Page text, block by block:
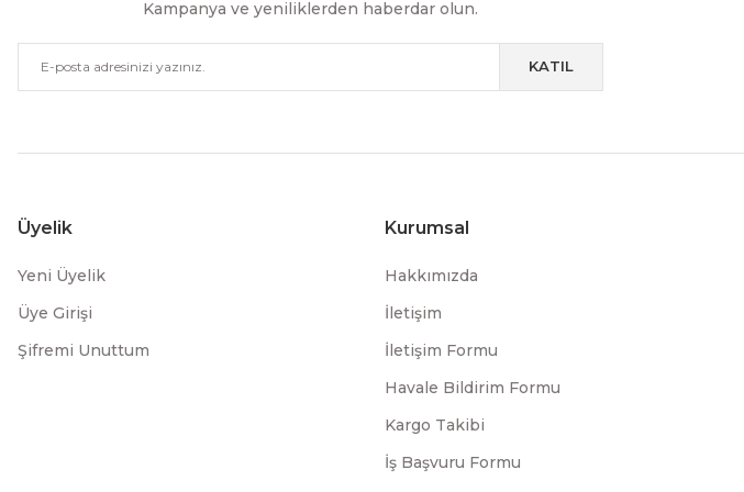
Kampanya ve yeniliklerden haberdar olun.
KATIL
Üyelik
Yeni Üyelik
Üye Girişi
Şifremi Unuttum
Kurumsal
Hakkımızda
İletişim
İletişim Formu
Havale Bildirim Formu
Kargo Takibi
İş Başvuru Formu